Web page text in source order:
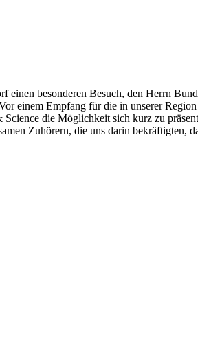
besonderen Besuch, den Herrn
einem Empfang für die in unserer
die Möglichkeit sich kurz zu
Zuhörern, die uns darin